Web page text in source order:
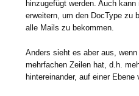
hinzugefügt werden. Auch
erweitern, um den DocType zu
alle Mails zu bekommen.
Anders sieht es aber aus,
mehrfachen Zeilen hat, d.h.
hintereinander, auf einer